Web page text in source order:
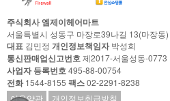
주식회사 엠제이헤어마트
서울특별시 성동구 마장로39나길 13(마장동)
대표 김민정 개인정보책임자박성희
통신판매업신고번호제2017-서울성동-0773
사업자 등록번호495-88-00754
전화1544-8155 팩스02-2291-8238
이용약관
개인정보취급방침